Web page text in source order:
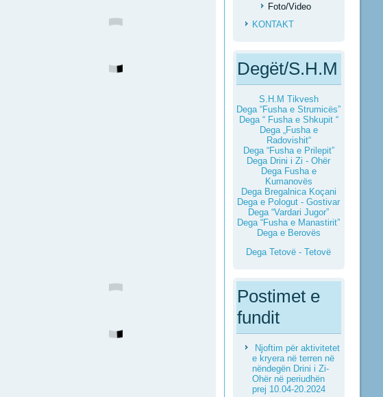
Foto/Video
KONTAKT
Degët/S.H.M
S.H.M Tikvesh
Dega “Fusha e Strumicës”
Dega “ Fusha e Shkupit “
Dega „Fusha e
Radovishit“
Dega “Fusha e Prilepit”
Dega Drini i Zi - Ohër
Dega Fusha e
Kumanovës
Dega Bregalnica Koçani
Dega e Pologut - Gostivar
Dega “Vardari Jugor”
Dega “Fusha e Manastirit”
Dega e Berovës
Dega Tetovë - Tetovë
Postimet e
fundit
Njoftim për aktivitetet
e kryera në terren në
nëndegën Drini i Zi-
Ohër në periudhën
prej 10.04-20.2024